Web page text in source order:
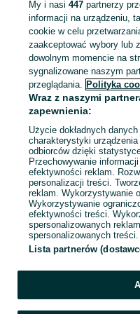
KATEGORIA
ID:1059543990
Zadzwoń / SMS
My i nasi447 partnerzy
informacji na urządzeniu,
cookie w celu
zaakceptować wybory lub
dowolnym momencie na
sygnalizowane naszym
przeglądania. Polityka
Wraz z naszymi
zapewnienia:
Użycie dokładnych
charakterystyki
odbiorców dzięki
Przechowywanie
efektywności reklam.
personalizacji treści.
reklam. Wykorzystywanie
Wykorzystywanie
efektywności treści.
spersonalizowanych
spersonalizowanych treści.
Lista partnerów